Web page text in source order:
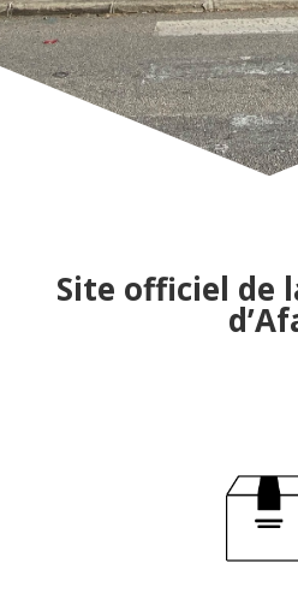
Site officiel de